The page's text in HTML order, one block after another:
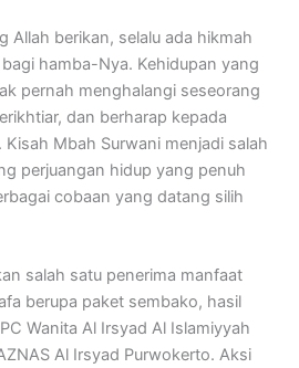
Allah berikan, selalu ada hikmah
hamba-Nya. Kehidupan yang
pernah menghalangi seseorang
dan berharap kepada
Mbah Surwani menjadi salah
perjuangan hidup yang penuh
cobaan yang datang silih
salah satu penerima manfaat
berupa paket sembako, hasil
Wanita Al Irsyad Al Islamiyyah
Al Irsyad Purwokerto. Aksi